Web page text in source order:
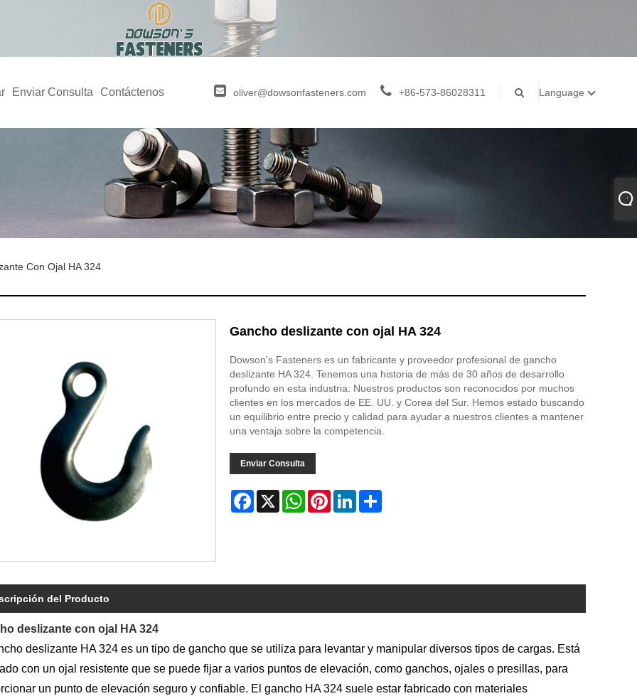
Enviar Consulta Contáctenos oliver@dowsonfasteners.com +86-573-86028311 Language
Con Ojal HA 324
Gancho deslizante con ojal HA 324
Dowson's Fasteners es un fabricante y proveedor profesional de gancho
deslizante HA 324. Tenemos una historia de más de 30 años de desarrollo
profundo en esta industria. Nuestros productos son reconocidos por muchos
clientes en los mercados de EE. UU. y Corea del Sur. Hemos estado buscando
un equilibrio entre precio y calidad para ayudar a nuestros clientes a mantener
una ventaja sobre la competencia.
Enviar Consulta
Facebook
X WhatsAppPinterestLinkedInShare
del Producto
deslizante con ojal HA 324
deslizante HA 324 es un tipo de gancho que se utiliza para levantar y manipular diversos tipos de cargas. Está
con un ojal resistente que se puede fijar a varios puntos de elevación, como ganchos, ojales o presillas, para
un punto de elevación seguro y confiable. El gancho HA 324 suele estar fabricado con materiales